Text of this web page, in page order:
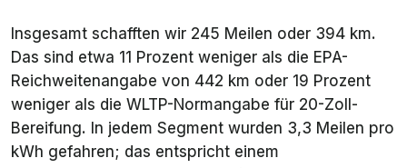
Insgesamt schafften wir 245 Meilen oder 394 km.
Das sind etwa 11 Prozent weniger als die EPA-
Reichweitenangabe von 442 km oder 19 Prozent
weniger als die WLTP-Normangabe für 20-Zoll-
Bereifung. In jedem Segment wurden 3,3 Meilen pro
kWh gefahren; das entspricht einem